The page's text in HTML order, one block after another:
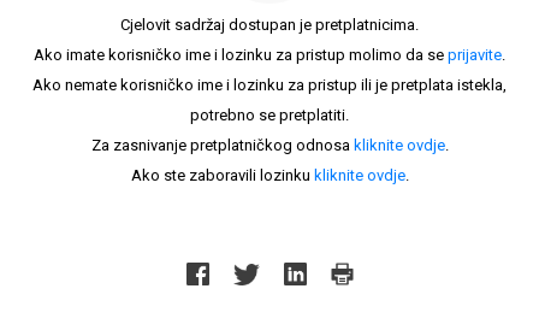
Cjelovit sadržaj dostupan je pretplatnicima.
Ako imate korisničko ime i lozinku za pristup molimo da se prijavite.
Ako nemate korisničko ime i lozinku za pristup ili je pretplata istekla,
potrebno se pretplatiti.
Za zasnivanje pretplatničkog odnosa kliknite ovdje.
Ako ste zaboravili lozinku kliknite ovdje.